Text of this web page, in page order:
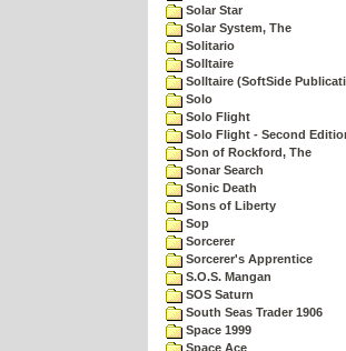
Solar Star
Solar System, The
Solitario
Solltaire
Solltaire (SoftSide
Solo
Solo Flight
Solo Flight - Second
Son of Rockford, The
Sonar Search
Sonic Death
Sons of Liberty
Sop
Sorcerer
Sorcerer's Apprentice
S.O.S. Mangan
SOS Saturn
South Seas Trader 1906
Space 1999
Space Ace